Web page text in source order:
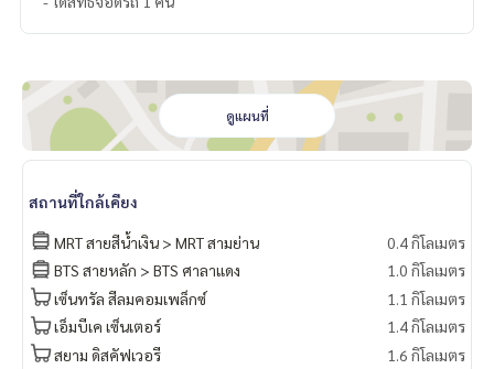
ดูแผนที่
สถานที่ใกล้เคียง
MRT สายสีน้ำเงิน > MRT สามย่าน
0.4 กิโลเมตร
BTS สายหลัก > BTS ศาลาแดง
1.0 กิโลเมตร
เซ็นทรัล สีลมคอมเพล็กซ์
1.1 กิโลเมตร
เอ็มบีเค เซ็นเตอร์
1.4 กิโลเมตร
สยาม ดิสคัฟเวอรี
1.6 กิโลเมตร